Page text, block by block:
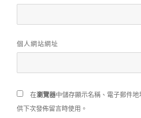
個人網站網址
在瀏覽器中儲存顯示名稱、電子郵件
供下次發佈留言時使用。